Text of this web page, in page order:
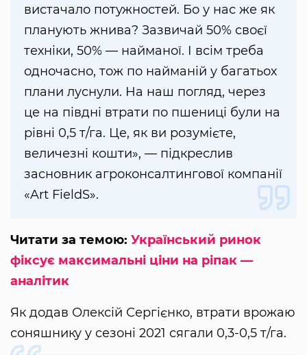
вистачало потужностей. Бо у нас же як
планують жнива? Зазвичай 50% своєї
техніки, 50% — найманої. І всім треба
одночасно, тож по найманій у багатьох
плани луснули. На наш погляд, через
це на півдні втрати по пшениці були на
рівні 0,5 т/га. Це, як ви розумієте,
величезні кошти», — підкреслив
засновник агроконсалтингової компанії
«Art FieldS».
Читати за темою: Український ринок
фіксує максимальні ціни на ріпак —
аналітик
Як додав Олексій Сергієнко, втрати врожаю
соняшнику у сезоні 2021 сягали 0,3-0,5 т/га.